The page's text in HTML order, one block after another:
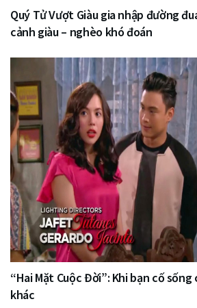
Quý Tử Vượt Giàu gia nhập đường
cảnh giàu – nghèo khó đoán
“Hai Mặt Cuộc Đời”: Khi bạn cố
khác